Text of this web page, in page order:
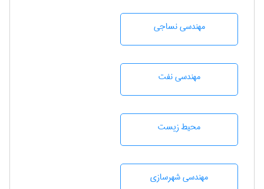
مهندسي نساجی
مهندسی نفت
محيط زيست
مهندسی شهرسازی